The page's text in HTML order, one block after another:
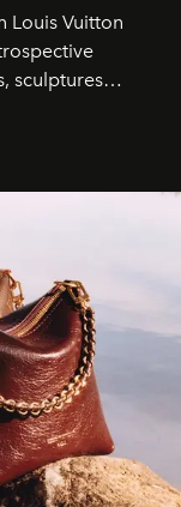
Louis Vuitton
sculptures
l'artiste
Frank Gehry